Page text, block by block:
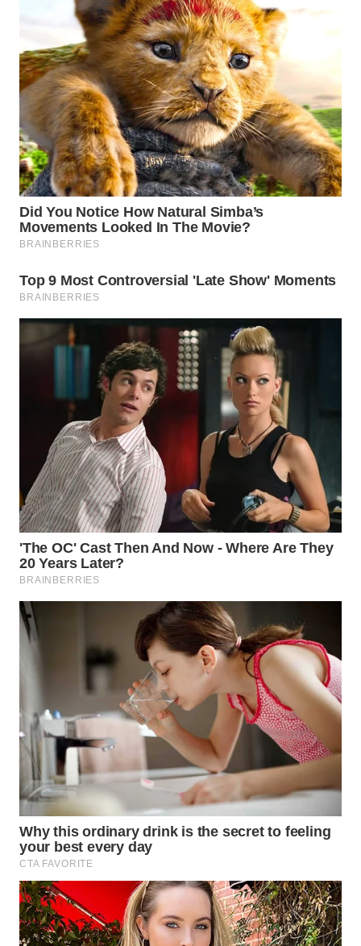
INDRAMAYU
WN
KUNINGAN
WN
MAJALENGKA
WN
SUBANG
WN
WN
PURWAKARTA
TIMUR
WN
SEMARANG
WN
SOLO
WN
BOROBUDUR
MADURA
WN
NATUNA
WN
BINTAN
WN
WN
LIKUPANG